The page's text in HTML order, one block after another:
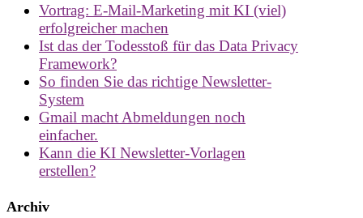
Vortrag: E-Mail-Marketing mit KI (viel)
erfolgreicher machen
Ist das der Todesstoß für das Data Privacy
Framework?
So finden Sie das richtige Newsletter-
System
Gmail macht Abmeldungen noch
einfacher.
Kann die KI Newsletter-Vorlagen
erstellen?
Archiv